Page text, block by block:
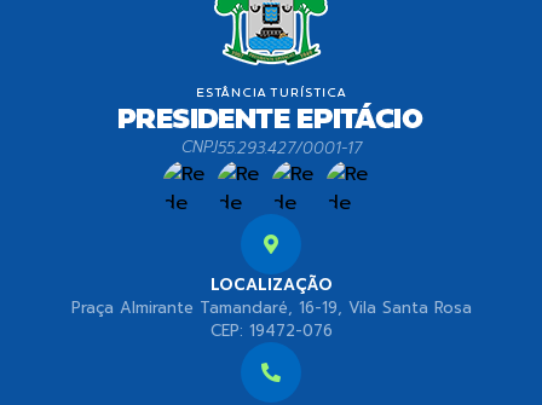
LOCALIZAÇÃO
Praça Almirante Tamandaré, 16-19, Vila Santa Rosa
CEP: 19472-076
CNPJ55.293.427/0001-17